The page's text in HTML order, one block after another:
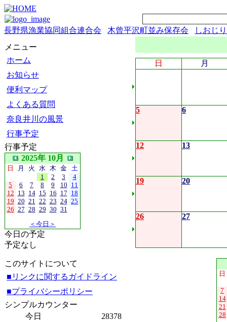
長野県漁業協同組合連合会 木曾平沢町並み保存会
しおじ
メニュー
ホーム
お知らせ
便利マップ
よくある質問
奈良井川の風景
行事予定
行事予定
2025年 10月
日 月 火 水 木 金 土
1
2 3
4
5
6 7 8 9 10 11
12 13 14 15 16 17 18
19 20 21 22 23 24 25
26 27 28 29 30 31
＜今日＞
今日の予定
予定なし
このサイトについて
■リンクに関するガイドライン
■プライバシーポリシー
シンプルカウンター
今日
28378
日 月
5 6
12 13
19 20
26 27
日
7
14
21
28